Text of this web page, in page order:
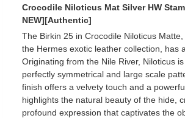
Crocodile Niloticus Mat Silver HW
NEW][Authentic]
The Birkin 25 in Crocodile Niloticus
the Hermes exotic leather collection, has
Originating from the Nile River, Niloticus
perfectly symmetrical and large scale
finish offers a velvety touch and a
highlights the natural beauty of the hide,
profound expression that captivates the